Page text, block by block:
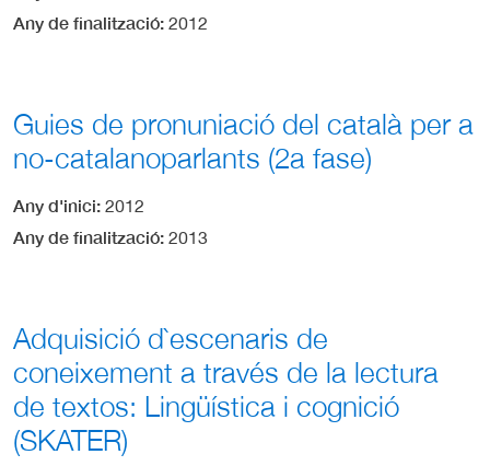
Any de finalització 2012
Guies de pronuniació del català per a
no-catalanoparlants (2a fase)
Any d'inici 2012
Any de finalització 2013
Adquisició d`escenaris de
coneixement a través de la lectura
de textos: Lingüística i cognició
(SKATER)